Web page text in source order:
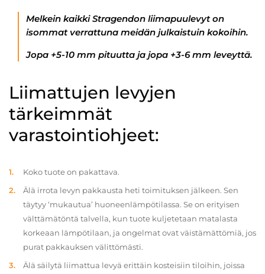
Melkein kaikki Stragendon liimapuulevyt on
isommat verrattuna meidän julkaistuin kokoihin.
Jopa +5-10 mm pituutta ja jopa +3-6 mm leveyttä.
Liimattujen levyjen
tärkeimmät
varastointiohjeet:
Koko tuote on pakattava.
Älä irrota levyn pakkausta heti toimituksen jälkeen. Sen
täytyy ‘mukautua’ huoneenlämpötilassa. Se on erityisen
välttämätöntä talvella, kun tuote kuljetetaan matalasta
korkeaan lämpötilaan, ja ongelmat ovat väistämättömiä, jos
purat pakkauksen välittömästi.
Älä säilytä liimattua levyä erittäin kosteisiin tiloihin, joissa